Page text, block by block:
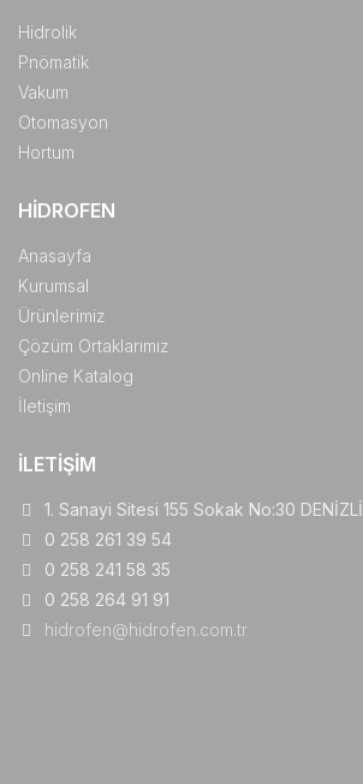
Hidrolik
Pnömatik
Vakum
Otomasyon
Hortum
HIDROFEN
Anasayfa
Kurumsal
Ürünlerimiz
Çözüm Ortaklarımız
Online Katalog
İletişim
İLETIŞIM
1. Sanayi Sitesi 155 Sokak No:30 DENİZLİ
0 258 261 39 54
0 258 241 58 35
0 258 264 91 91
hidrofen@hidrofen.com.tr